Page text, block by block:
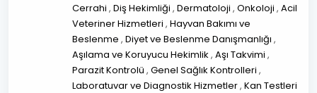
Cerrahi , Diş Hekimliği , Dermatoloji , Onkoloji , Acil
Veteriner Hizmetleri , Hayvan Bakımı ve
Beslenme , Diyet ve Beslenme Danışmanlığı ,
Aşılama ve Koruyucu Hekimlik , Aşı Takvimi ,
Parazit Kontrolü , Genel Sağlık Kontrolleri ,
Laboratuvar ve Diagnostik Hizmetler, Kan Testleri